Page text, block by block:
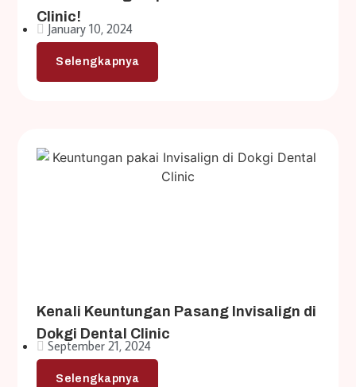
Clinic!
January 10, 2024
Selengkapnya
Kenali Keuntungan Pasang Invisalign di
Dokgi Dental Clinic
September 21, 2024
Selengkapnya